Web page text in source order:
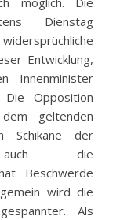
Dienstag
Entwicklung,
Innenminister
Opposition
geltenden
Schikane der
auch die
Beschwerde
wird die
Als